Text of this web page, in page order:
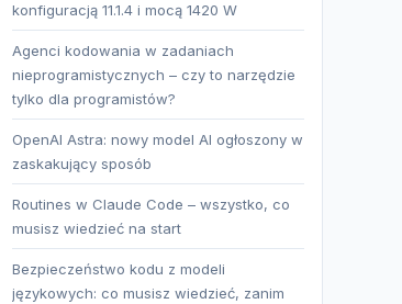
konfiguracją 11.1.4 i mocą 1420 W
Agenci kodowania w zadaniach
nieprogramistycznych – czy to narzędzie
tylko dla programistów?
OpenAI Astra: nowy model AI ogłoszony w
zaskakujący sposób
Routines w Claude Code – wszystko, co
musisz wiedzieć na start
Bezpieczeństwo kodu z modeli
językowych: co musisz wiedzieć, zanim